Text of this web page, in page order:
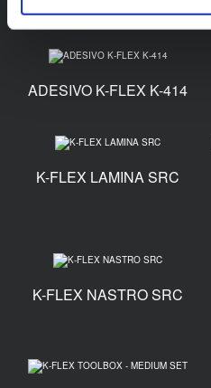
ADESIVO K-FLEX K-414
K-FLEX LAMINA SRC
K-FLEX NASTRO SRC